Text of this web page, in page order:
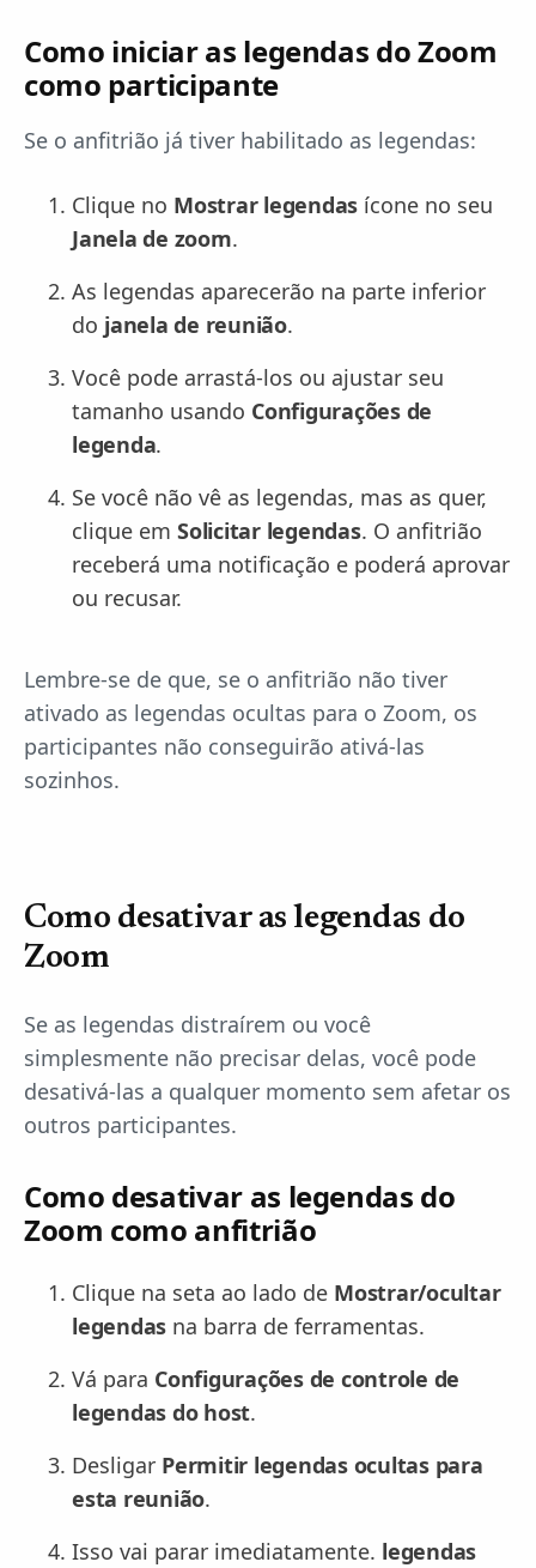
Como iniciar as legendas do Zoom
como participante
Se o anfitrião já tiver habilitado as legendas:
Clique no Mostrar legendas ícone no seu
Janela de zoom.
As legendas aparecerão na parte inferior
do janela de reunião.
Você pode arrastá-los ou ajustar seu
tamanho usando Configurações de
legenda.
Se você não vê as legendas, mas as quer,
clique em Solicitar legendas. O anfitrião
receberá uma notificação e poderá aprovar
ou recusar.
Lembre-se de que, se o anfitrião não tiver
ativado as legendas ocultas para o Zoom, os
participantes não conseguirão ativá-las
sozinhos.
Como desativar as legendas do
Zoom
Se as legendas distraírem ou você
simplesmente não precisar delas, você pode
desativá-las a qualquer momento sem afetar os
outros participantes.
Como desativar as legendas do
Zoom como anfitrião
Clique na seta ao lado de Mostrar/ocultar
legendas na barra de ferramentas.
Vá para Configurações de controle de
legendas do host.
Desligar Permitir legendas ocultas para
esta reunião.
Isso vai parar imediatamente. legendas